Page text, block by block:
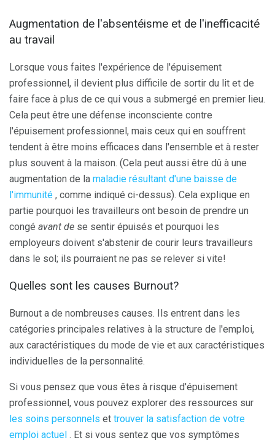
Augmentation de l'absentéisme et de l'inefficacité
au travail
Lorsque vous faites l'expérience de l'épuisement
professionnel, il devient plus difficile de sortir du lit et de
faire face à plus de ce qui vous a submergé en premier lieu.
Cela peut être une défense inconsciente contre
l'épuisement professionnel, mais ceux qui en souffrent
tendent à être moins efficaces dans l'ensemble et à rester
plus souvent à la maison. (Cela peut aussi être dû à une
augmentation de la maladie résultant d'une baisse de
l'immunité , comme indiqué ci-dessus). Cela explique en
partie pourquoi les travailleurs ont besoin de prendre un
congé avant de se sentir épuisés et pourquoi les
employeurs doivent s'abstenir de courir leurs travailleurs
dans le sol; ils pourraient ne pas se relever si vite!
Quelles sont les causes Burnout?
Burnout a de nombreuses causes. Ils entrent dans les
catégories principales relatives à la structure de l'emploi,
aux caractéristiques du mode de vie et aux caractéristiques
individuelles de la personnalité.
Si vous pensez que vous êtes à risque d'épuisement
professionnel, vous pouvez explorer des ressources sur
les soins personnels et trouver la satisfaction de votre
emploi actuel . Et si vous sentez que vos symptômes